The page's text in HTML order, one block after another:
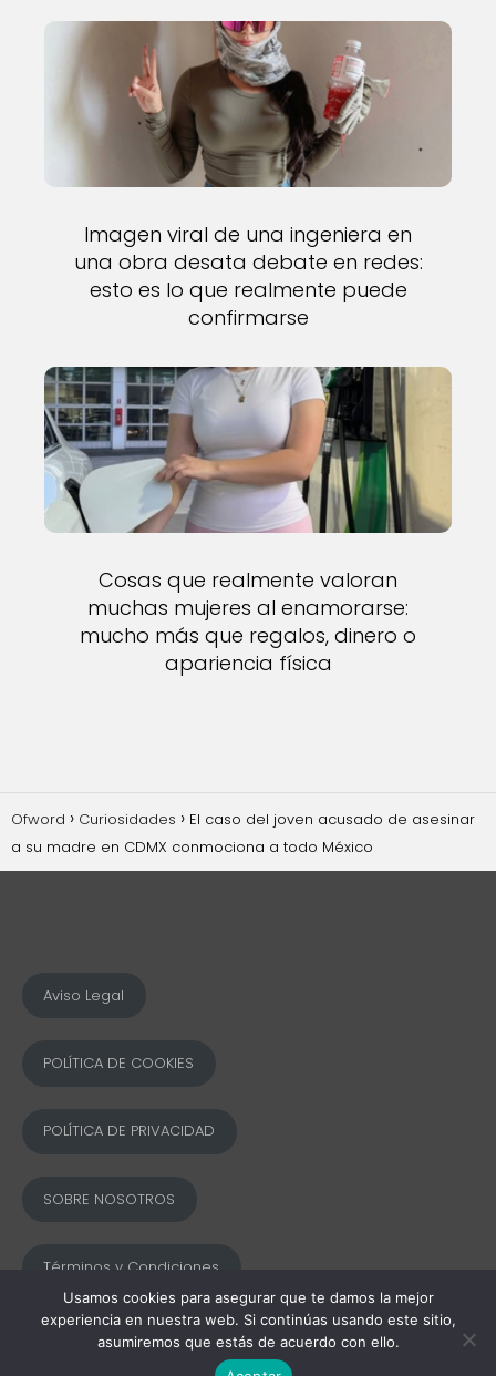
Imagen viral de una ingeniera en
una obra desata debate en redes:
esto es lo que realmente puede
confirmarse
Cosas que realmente valoran
muchas mujeres al enamorarse:
mucho más que regalos, dinero o
apariencia física
Ofword Curiosidades
El caso del joven acusado de asesinar
a su madre en CDMX conmociona a todo México
Aviso Legal
POLÍTICA DE COOKIES
POLÍTICA DE PRIVACIDAD
SOBRE NOSOTROS
Términos y Condiciones
© 2025 Ofword Todos los derechos reservados
Usamos cookies para asegurar que te damos la mejor
experiencia en nuestra web. Si continúas usando este sitio,
asumiremos que estás de acuerdo con ello.